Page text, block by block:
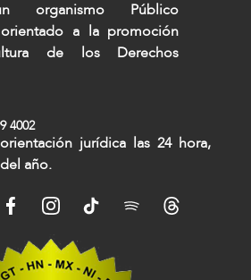
organismo Público
a la promoción
de los Derechos
4002
jurídica las 24 hora,
año.